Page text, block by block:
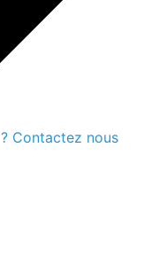
Contactez nous